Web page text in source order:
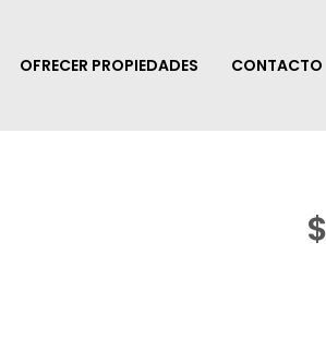
OFRECER PROPIEDADES CONTACTO